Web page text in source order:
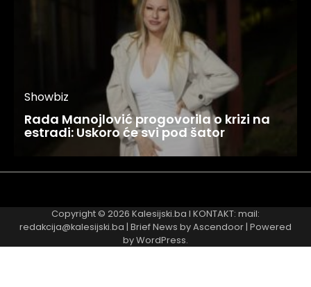
Showbiz
Rada Manojlović progovorila o krizi na
estradi: Uskoro će svi pod šator
Copyright © 2026 Kalesijski.ba I KONTAKT: mail:
redakcija@kalesijski.ba | Brief News byAscendoor| Powered
byWordPress.